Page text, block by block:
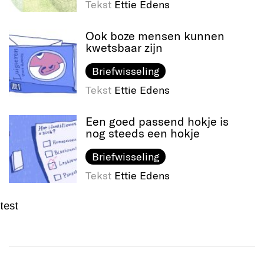
Tekst Ettie Edens
Ook boze mensen kunnen
kwetsbaar zijn
Briefwisseling
Tekst Ettie Edens
Een goed passend hokje is
nog steeds een hokje
Briefwisseling
Tekst Ettie Edens
test